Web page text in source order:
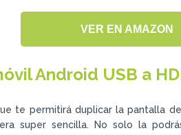
VER EN AMAZON
Android USB a
te permitirá duplicar la pantalla
super sencilla. No solo la